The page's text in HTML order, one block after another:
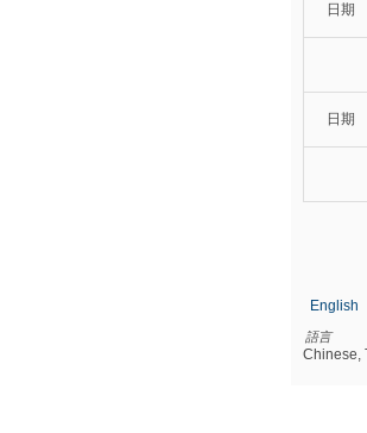
日期
日期
English
語言
Chinese,